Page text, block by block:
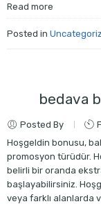
Read more
Posted in
bedava
Posted By
Hoşgeldin bonusu,
promosyon türüdür.
belirli bir oranda
başlayabilirsiniz.
veya farklı alanlarda